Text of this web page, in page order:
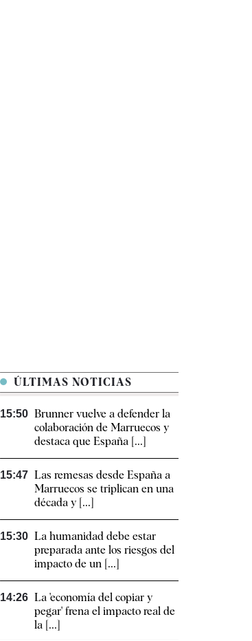
ÚLTIMAS NOTICIAS
15:50 Brunner vuelve a defender la
colaboración de Marruecos y
destaca que España [...]
15:47 Las remesas desde España a
Marruecos se triplican en una
década y [...]
15:30 La humanidad debe estar
preparada ante los riesgos del
impacto de un [...]
14:26 La 'economía del copiar y
pegar' frena el impacto real de
la [...]